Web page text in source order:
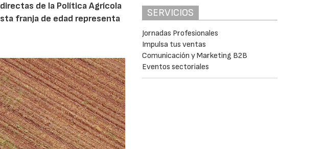
de la Política Agrícola
franja de edad representa
SERVICIOS
Jornadas Profesionales
Impulsa tus ventas
Comunicación y Marketing B2B
Eventos sectoriales